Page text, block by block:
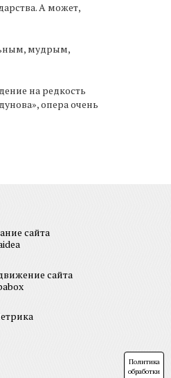
А может,
мудрым,
на редкость
опера очень
сайта
сайта
Политика
обработки